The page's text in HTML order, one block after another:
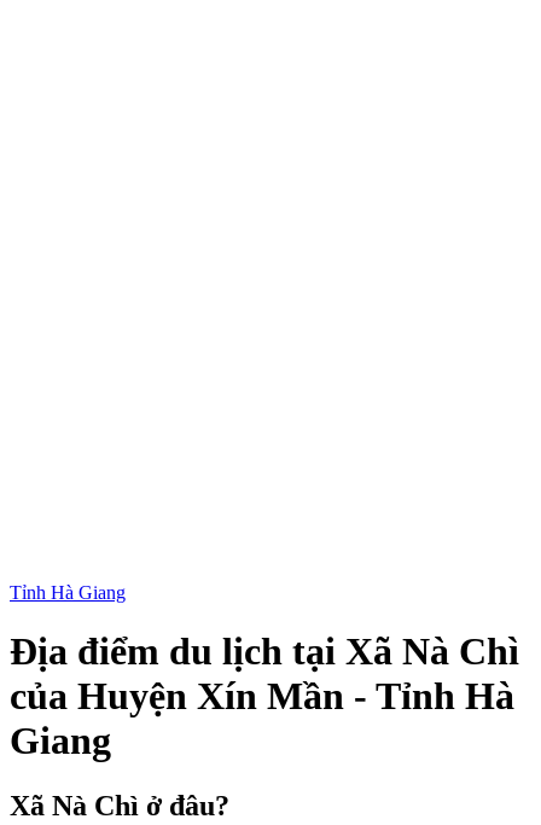
Tỉnh Hà Giang
Địa điểm du lịch tại Xã Nà Chì
của Huyện Xín Mần - Tỉnh Hà
Giang
Xã Nà Chì ở đâu?